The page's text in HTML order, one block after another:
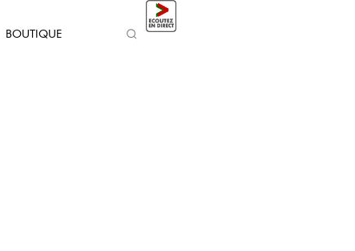
BOUTIQUE